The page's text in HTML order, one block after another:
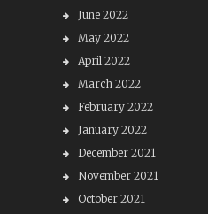
June 2022
May 2022
April 2022
March 2022
February 2022
January 2022
December 2021
November 2021
October 2021